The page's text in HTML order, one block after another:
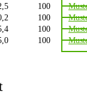
100
100
100
100